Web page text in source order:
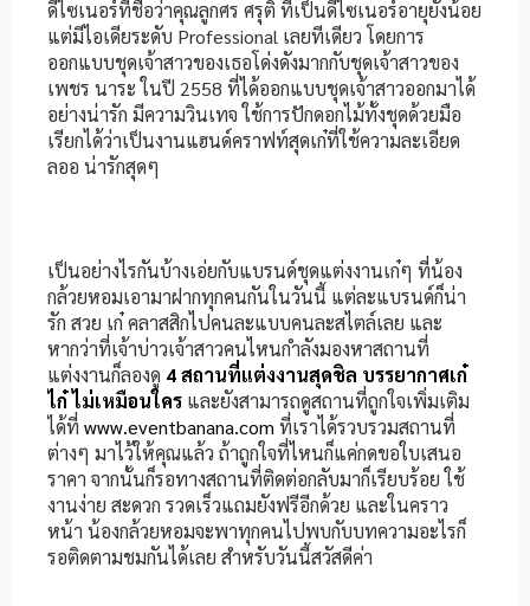
ดีไซเนอร์ที่ชื่อว่าคุณลูกศร ศรุติ ที่เป็นดีไซเนอร์อายุยังน้อย
แต่มีไอเดียระดับ Professional เลยทีเดียว โดยการ
ออกแบบชุดเจ้าสาวของเธอโด่งดังมากกับชุดเจ้าสาวของ
เพชร นาระ ในปี 2558 ที่ได้ออกแบบชุดเจ้าสาวออกมาได้
อย่างน่ารัก มีความวินเทจ ใช้การปักดอกไม้ทั้งชุดด้วยมือ
เรียกได้ว่าเป็นงานแฮนด์คราฟท์สุดเก๋ที่ใช้ความละเอียด
ลออ น่ารักสุดๆ
เป็นอย่างไรกันบ้างเอ่ยกับแบรนด์ชุดแต่งงานเก๋ๆ ที่น้อง
กล้วยหอมเอามาฝากทุกคนกันในวันนี้ แต่ละแบรนด์ก็น่า
รัก สวย เก๋ คลาสสิกไปคนละแบบคนละสไตล์เลย และ
หากว่าที่เจ้าบ่าวเจ้าสาวคนไหนกำลังมองหาสถานที่
แต่งงานก็ลองดู 4 สถานที่แต่งงานสุดชิล บรรยากาศเก๋
ไก๋ ไม่เหมือนใคร และยังสามารถดูสถานที่ถูกใจเพิ่มเติม
ได้ที่ www.eventbanana.com ที่เราได้รวบรวมสถานที่
ต่างๆ มาไว้ให้คุณแล้ว ถ้าถูกใจที่ไหนก็แค่กดขอใบเสนอ
ราคา จากนั้นก็รอทางสถานที่ติดต่อกลับมาก็เรียบร้อย ใช้
งานง่าย สะดวก รวดเร็วแถมยังฟรีอีกด้วย และในคราว
หน้า น้องกล้วยหอมจะพาทุกคนไปพบกับบทความอะไรก็
รอติดตามชมกันได้เลย สำหรับวันนี้สวัสดีค่า